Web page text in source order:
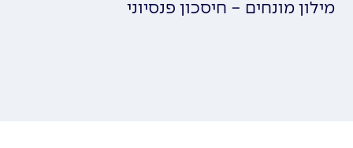
מילון מונחים - חיסכון פנסיוני